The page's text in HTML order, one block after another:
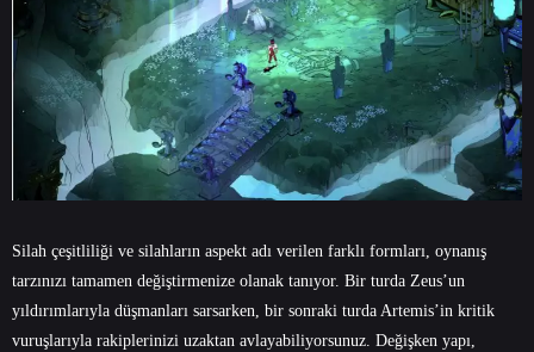
Silah çeşitliliği ve silahların aspekt adı verilen farklı formları, oynanış
tarzınızı tamamen değiştirmenize olanak tanıyor. Bir turda Zeus’un
yıldırımlarıyla düşmanları sarsarken, bir sonraki turda Artemis’in kritik
vuruşlarıyla rakiplerinizi uzaktan avlayabiliyorsunuz. Değişken yapı,